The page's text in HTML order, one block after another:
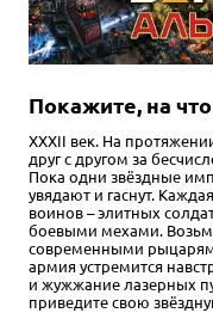
Покажите, на
XXXII век. На
друг с другом за
Пока одни звёздные
увядают и гаснут.
воинов – элитных
боевыми мехами.
современными
армия устремится
и жужжание лазерных
приведите свою